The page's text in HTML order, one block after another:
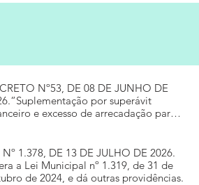
Nº53, DE 08 DE JUNHO DE
por superávit
e excesso de arrecadação para o
Nº 1.378, DE 13 DE JULHO DE 2026.
a Lei Municipal nº 1.319, de 31 de
de 2024, e dá outras providências.